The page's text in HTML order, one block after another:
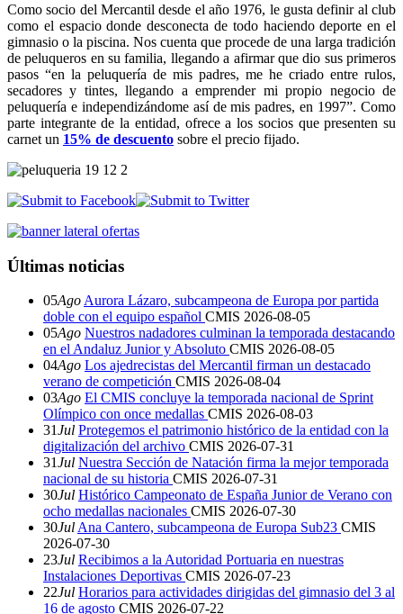
Como socio del Mercantil desde el año 1976, le gusta definir al club
como el espacio donde desconecta de todo haciendo deporte en el
gimnasio o la piscina. Nos cuenta que procede de una larga tradición
de peluqueros en su familia, llegando a afirmar que dio sus primeros
pasos “en la peluquería de mis padres, me he criado entre rulos,
secadores y tintes, llegando a emprender mi propio negocio de
peluquería e independizándome así de mis padres, en 1997”. Como
parte integrante de la entidad, ofrece a los socios que presenten su
carnet un 15% de descuento sobre el precio fijado.
Últimas noticias
05Ago Aurora Lázaro, subcampeona de Europa por partida
doble con el equipo español CMIS 2026-08-05
05Ago Nuestros nadadores culminan la temporada destacando
en el Andaluz Junior y Absoluto CMIS 2026-08-05
04Ago Los ajedrecistas del Mercantil firman un destacado
verano de competición CMIS 2026-08-04
03Ago El CMIS concluye la temporada nacional de Sprint
Olímpico con once medallas CMIS 2026-08-03
31Jul Protegemos el patrimonio histórico de la entidad con la
digitalización del archivo CMIS 2026-07-31
31Jul Nuestra Sección de Natación firma la mejor temporada
nacional de su historia CMIS 2026-07-31
30Jul Histórico Campeonato de España Junior de Verano con
ocho medallas nacionales CMIS 2026-07-30
30Jul Ana Cantero, subcampeona de Europa Sub23 CMIS
2026-07-30
23Jul Recibimos a la Autoridad Portuaria en nuestras
Instalaciones Deportivas CMIS 2026-07-23
22Jul Horarios para actividades dirigidas del gimnasio del 3 al
16 de agosto CMIS 2026-07-22